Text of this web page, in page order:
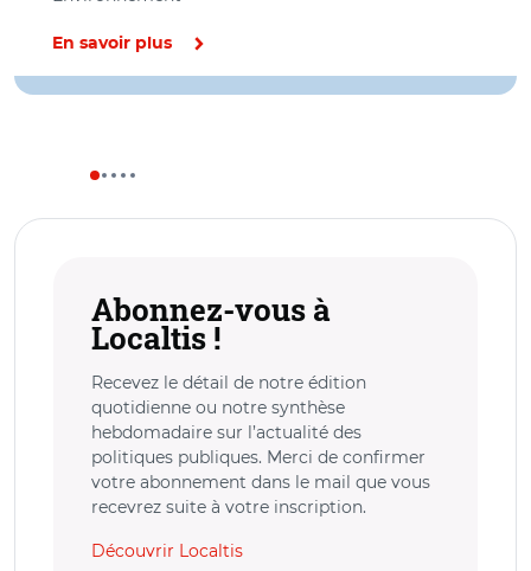
En savoir plus
Abonnez-vous à
Localtis !
Recevez le détail de notre édition
quotidienne ou notre synthèse
hebdomadaire sur l’actualité des
politiques publiques. Merci de confirmer
votre abonnement dans le mail que vous
recevrez suite à votre inscription.
Découvrir Localtis